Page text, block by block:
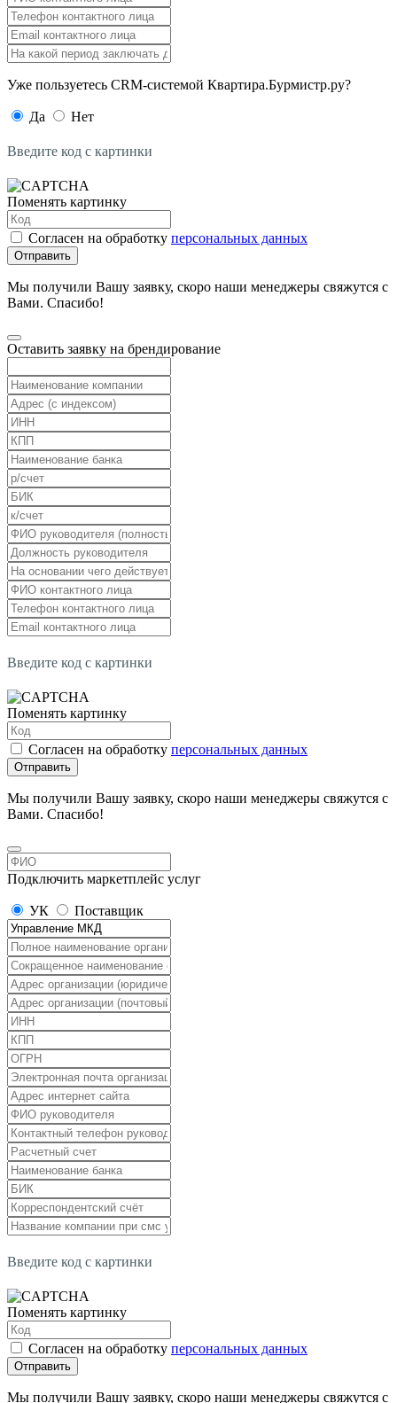
Уже пользуетесь CRM-системой Квартира.Бурмистр.ру?
Да Нет
Введите код с картинки
Поменять картинку
Согласен на обработку персональных данных
Отправить
Мы получили Вашу заявку, скоро наши менеджеры свяжутся с
Вами. Спасибо!
Оставить заявку на брендирование
Введите код с картинки
Поменять картинку
Согласен на обработку персональных данных
Отправить
Мы получили Вашу заявку, скоро наши менеджеры свяжутся с
Вами. Спасибо!
Подключить маркетплейс услуг
УК Поставщик
Введите код с картинки
Поменять картинку
Согласен на обработку персональных данных
Отправить
Мы получили Вашу заявку, скоро наши менеджеры свяжутся с